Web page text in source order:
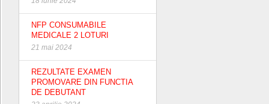
NFP CONSUMABILE
MEDICALE 2 LOTURI
21 mai 2024
REZULTATE EXAMEN
PROMOVARE DIN FUNCTIA
DE DEBUTANT